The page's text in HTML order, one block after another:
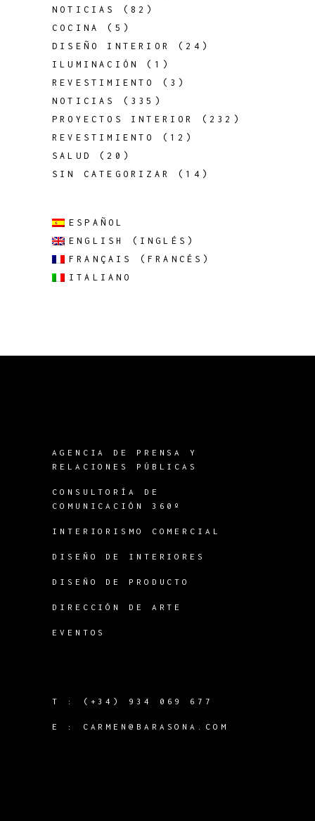
NOTICIAS
(82)
COCINA
(5)
DISEÑO INTERIOR
(24)
ILUMINACIÓN
(1)
REVESTIMIENTO
(3)
NOTICIAS
(335)
PROYECTOS INTERIOR
(232)
REVESTIMIENTO
(12)
SALUD
(20)
SIN CATEGORIZAR
(14)
ESPAÑOL
ENGLISH
( INGLÉS )
FRANÇAIS
(FRANCÉS )
ITALIANO
AGENCIA DE PRENSA Y
RELACIONES PÚBLICAS
CONSULTORÍA DE
COMUNICACIÓN 360º
INTERIORISMO COMERCIAL
DISEÑO DE INTERIORES
DISEÑO DE PRODUCTO
DIRECCIÓN DE ARTE
EVENTOS
T : (+34) 934 069 677
E : CARMEN@BARASONA.COM